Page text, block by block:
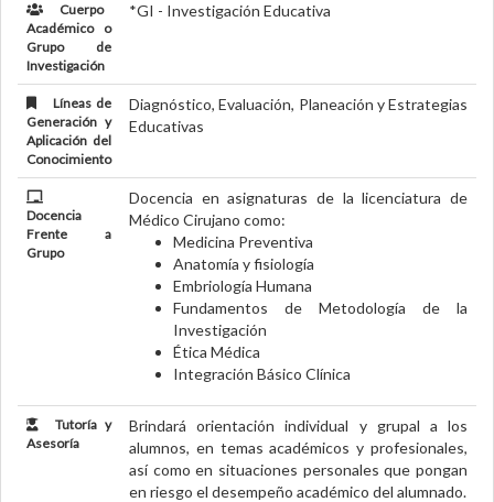
Cuerpo
Académico o
Grupo de
Investigación
*GI - Investigación Educativa
Líneas de
Generación y
Aplicación del
Conocimiento
Diagnóstico, Evaluación, Planeación y Estrategias
Educativas
Docencia
Frente a
Grupo
Docencia en asignaturas de la licenciatura de
Médico Cirujano como:
Medicina Preventiva
Anatomía y fisiología
Embriología Humana
Fundamentos de Metodología de la
Investigación
Ética Médica
Integración Básico Clínica
Tutoría y
Asesoría
Brindará orientación individual y grupal a los
alumnos, en temas académicos y profesionales,
así como en situaciones personales que pongan
en riesgo el desempeño académico del alumnado.